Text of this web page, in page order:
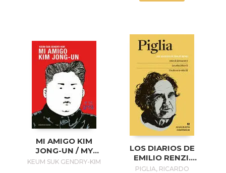
MI AMIGO KIM
JONG-UN / MY
FRIEND KIM JONG-
KEUM SUK GENDRY-KIM
LOS DIARIOS DE
EMILIO RENZI.
AÑOS DE
PIGLIA, RICARDO